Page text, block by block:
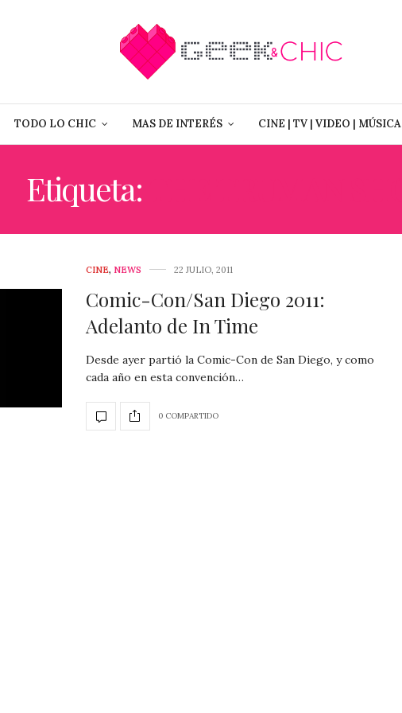
TODO LO CHIC MAS DE INTERÉS CINE | TV | VIDEO | MÚSICA
Etiqueta:
CINE, NEWS 22 JULIO, 2011
Comic-Con/San Diego 2011:
Adelanto de In Time
Desde ayer partió la Comic-Con de San Diego, y como
cada año en esta convención…
0 COMPARTIDO